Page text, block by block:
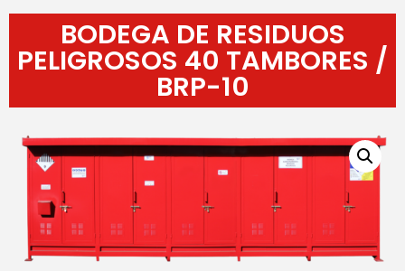
BODEGA DE RESIDUOS
PELIGROSOS 40 TAMBORES /
BRP-10